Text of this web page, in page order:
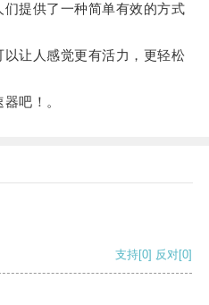
提供了一种简单有效的方式
让人感觉更有活力，更轻松
吧！。
支持[0] 反对[0]